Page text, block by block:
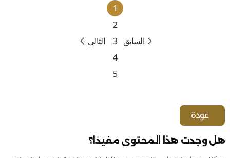
السابق
1
2
3
4
5
التالي
عودة
هل وجدت هذا المحتوى مفيدًا؟